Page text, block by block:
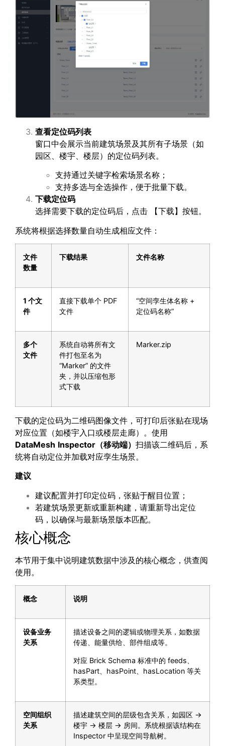
查看定位码列表
窗口中会展示当前建筑场景及其所有子场景（如
园区、楼宇、楼层）的定位码列表。
支持通过关键字检索场景名称；
支持多选与全选操作，便于批量下载。
下载定位码
选择需要下载的定位码后，点击 【下载】按钮。
系统将根据选择数量自动生成相应文件：
文件
数量
下载结果 文件名称
1 个文
件
直接下载单个 PDF
文件
“空间孪生体名称 +
定位码名称”
多个
文件
系统自动将所有文
件打包至名为
“Marker” 的文件
夹，并以压缩包形
式下载
Marker.zip
下载的定位码为二维码图像文件，可打印后张贴在现场
对应位置（如楼宇入口或楼层走廊）。使用
DataMesh Inspector （移动端） 扫描该二维码后，系
统将自动定位并加载对应孪生场景。
建议
建议配置并打印定位码，张贴于醒目位置；
若建筑场景更新或重新构建，请重新导出定位
码，以确保与最新场景版本匹配。
核心概念
本节用于集中说明建筑数据中涉及的核心概念，供查阅
使用。
概念 说明
设备业务
关系
描述设备之间的逻辑或物理关系，如数据
传递、能量供给、部件组成等。
对应 Brick Schema 标准中的 feeds、
hasPart、hasPoint、hasLocation 等关
系类型。
空间组织
关系
描述建筑空间的层级包含关系，如园区 →
楼宇 → 楼层 → 房间。系统根据该结构在
Inspector 中呈现空间导航树。